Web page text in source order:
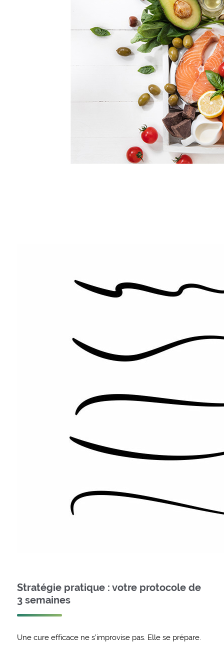
Stratégie pratique : votre protocole de
3 semaines
Une cure efficace ne s’improvise pas. Elle se prépare.